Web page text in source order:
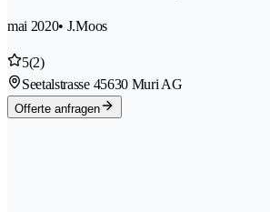
mai 2020• J.Moos
5(2)
Seetalstrasse 45630 Muri AG
Offerte anfragen